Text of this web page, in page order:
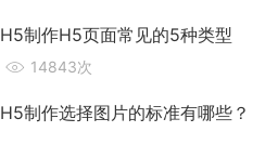
H5制作H5页面常见的5种类型
14843次
H5制作选择图片的标准有哪些？